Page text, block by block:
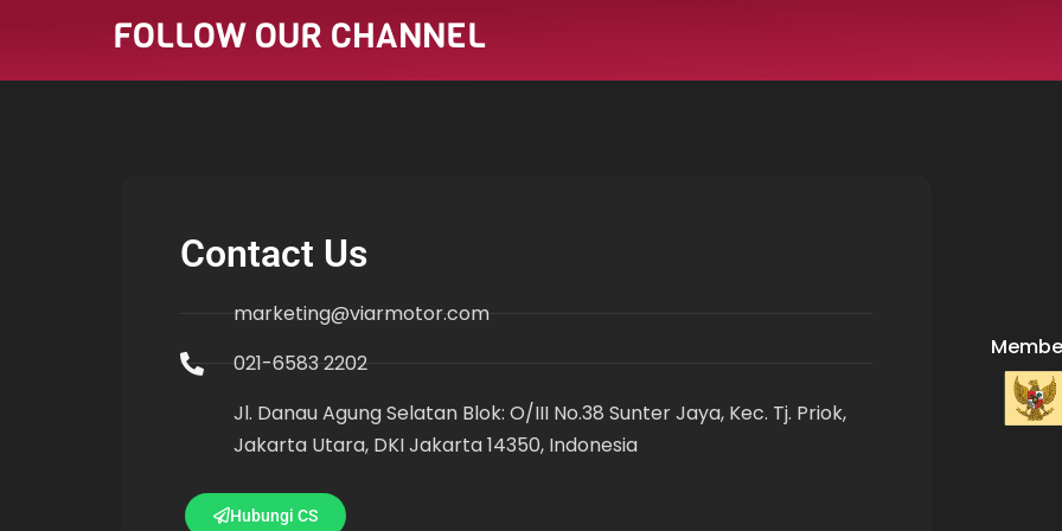
FOLLOW OUR CHANNEL
Contact Us
marketing@viarmotor.com
021-6583 2202
Jl. Danau Agung Selatan Blok: O/III No.38 Sunter Jaya, Kec. Tj. Priok,
Jakarta Utara, DKI Jakarta 14350, Indonesia
Hubungi CS